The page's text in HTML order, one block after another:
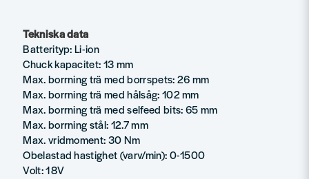
Tekniska data
Batterityp: Li-ion
Chuck kapacitet: 13 mm
Max. borrning trä med borrspets: 26 mm
Max. borrning trä med hålsåg: 102 mm
Max. borrning trä med selfeed bits: 65 mm
Max. borrning stål: 12.7 mm
Max. vridmoment: 30 Nm
Obelastad hastighet (varv/min): 0-1500
Volt: 18V